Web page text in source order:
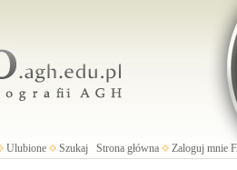
Ulubione Szukaj Strona główna Zaloguj mnie